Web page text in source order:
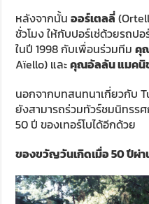
หลังจากนั้นออร์เตลลี่
ชั่วโมง ให้กับปอร์เช่ด้วยรถปอร์
ในปี 1998 กับเพื่อนร่วมทีมคุ
Aïello) และคุณอัลลัน แมคนิ
นอกจากบทสนทนาเกี่ยวกับ
ยังสามารถร่วมทัวร์ชมนิทรร
50 ปี ของเทอร์โบได้อีกด้วย
ของขวัญวันเกิดเมื่อ 50 ปีผ่า